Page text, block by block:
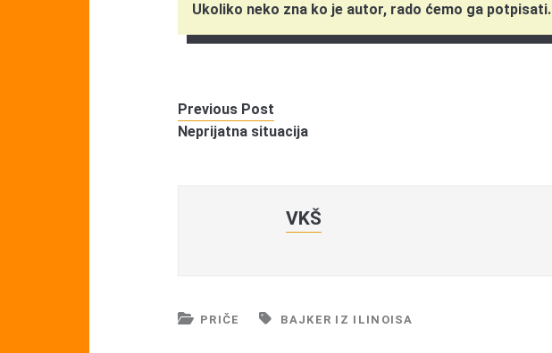
Ukoliko neko zna ko je autor, rado ćemo ga potpisati.
Previous Post
Neprijatna situacija
VKŠ
PRIČE BAJKER IZ ILINOISA